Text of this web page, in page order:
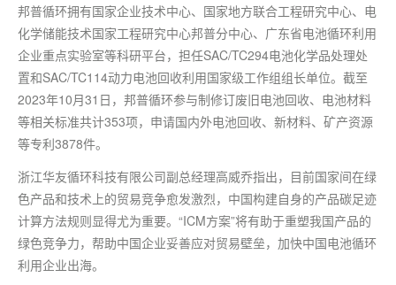
邦普循环拥有国家企业技术中心、国家地方联合工程研究中心、电
化学储能技术国家工程研究中心邦普分中心、广东省电池循环利用
企业重点实验室等科研平台，担任SAC/TC294电池化学品处理处
置和SAC/TC114动力电池回收利用国家级工作组组长单位。截至
2023年10月31日，邦普循环参与制修订废旧电池回收、电池材料
等相关标准共计353项，申请国内外电池回收、新材料、矿产资源
等专利3878件。
浙江华友循环科技有限公司副总经理高威乔指出，目前国家间在绿
色产品和技术上的贸易竞争愈发激烈，中国构建自身的产品碳足迹
计算方法规则显得尤为重要。“ICM方案”将有助于重塑我国产品的
绿色竞争力，帮助中国企业妥善应对贸易壁垒，加快中国电池循环
利用企业出海。